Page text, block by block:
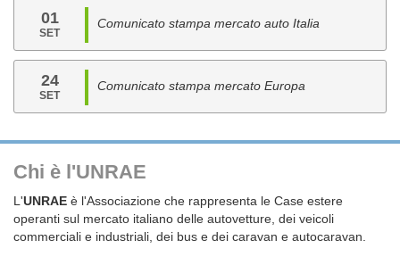
01
SET
Comunicato stampa mercato auto Italia
24
SET
Comunicato stampa mercato Europa
Chi è l'UNRAE
L'UNRAE è l'Associazione che rappresenta le Case estere
operanti sul mercato italiano delle autovetture, dei veicoli
commerciali e industriali, dei bus e dei caravan e autocaravan.